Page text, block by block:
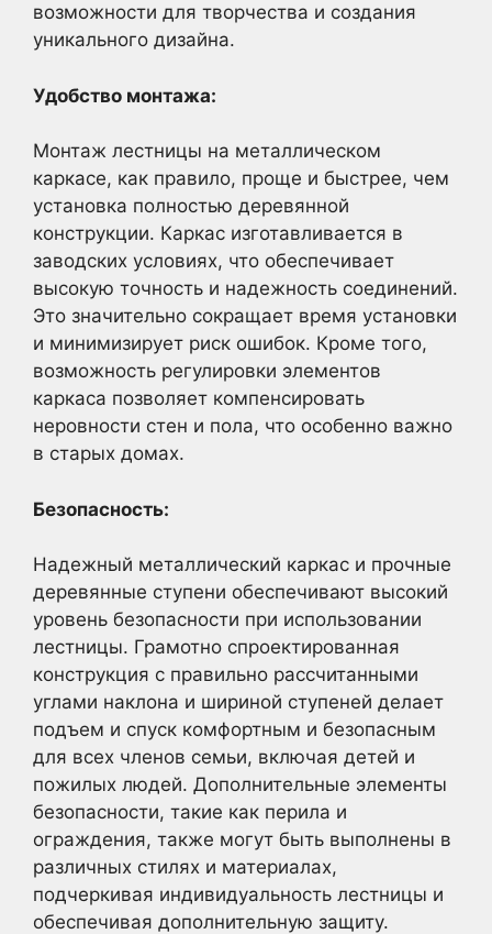
возможности для творчества и создания
уникального дизайна.
Удобство монтажа:
Монтаж лестницы на металлическом
каркасе, как правило, проще и быстрее, чем
установка полностью деревянной
конструкции. Каркас изготавливается в
заводских условиях, что обеспечивает
высокую точность и надежность соединений.
Это значительно сокращает время установки
и минимизирует риск ошибок. Кроме того,
возможность регулировки элементов
каркаса позволяет компенсировать
неровности стен и пола, что особенно важно
в старых домах.
Безопасность:
Надежный металлический каркас и прочные
деревянные ступени обеспечивают высокий
уровень безопасности при использовании
лестницы. Грамотно спроектированная
конструкция с правильно рассчитанными
углами наклона и шириной ступеней делает
подъем и спуск комфортным и безопасным
для всех членов семьи, включая детей и
пожилых людей. Дополнительные элементы
безопасности, такие как перила и
ограждения, также могут быть выполнены в
различных стилях и материалах,
подчеркивая индивидуальность лестницы и
обеспечивая дополнительную защиту.